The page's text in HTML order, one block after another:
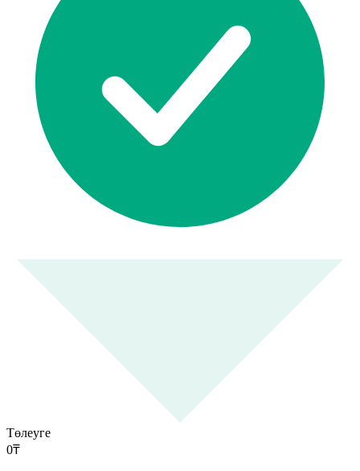
Төлеуге
0₸